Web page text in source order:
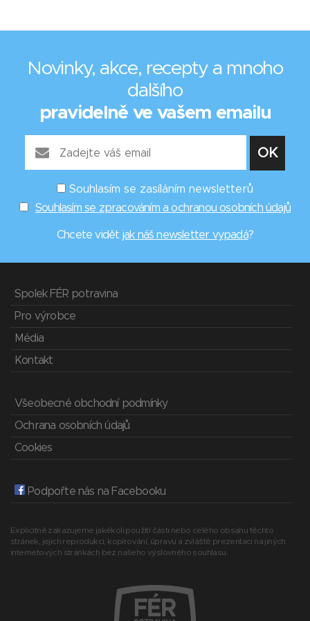
Novinky, akce, recepty a mnoho
dalšího
pravidelně ve vašem emailu
Souhlasím se zasíláním newsletterů
Souhlasím se zpracováním a ochranou osobních údajů
Chcete vidět jak náš newsletter vypadá?
Spolek FÉR potravina
Pro výrobce
Média
Kontakt
Všeobecné obchodní podmínky
Ochrana osobních údajů
Cookies
Podpořte nás na Facebooku
Explicitně zakazujeme jakékoli použití části nebo celého obsahu těchto
stránek, jejich reprodukci, kopírování, úpravu a zvláště prezentaci na jiných
internetových stránkách bez našeho výslovného souhlasu.